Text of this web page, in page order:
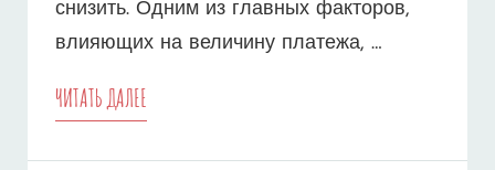
снизить. Одним из главных факторов,
влияющих на величину платежа, …
ЧИТАТЬ ДАЛЕЕ